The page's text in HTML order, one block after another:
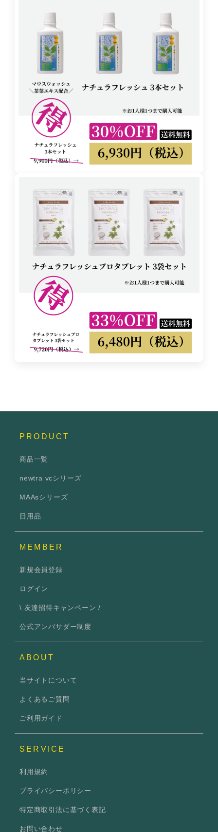
PRODUCT
商品一覧
newtra vcシリーズ
MAAsシリーズ
日用品
MEMBER
新規会員登録
ログイン
\ 友達招待キャンペーン /
公式アンバサダー制度
ABOUT
当サイトについて
よくあるご質問
ご利用ガイド
SERVICE
利用規約
プライバシーポリシー
特定商取引法に基づく表記
お問い合わせ